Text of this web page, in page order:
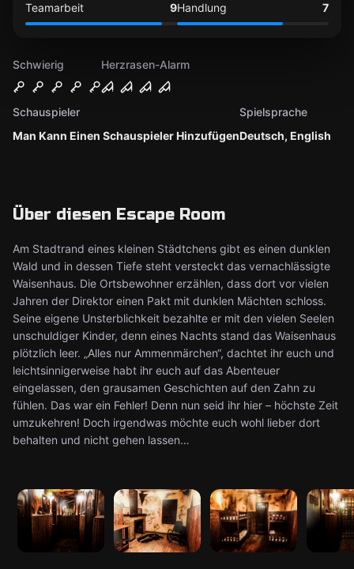
Schwierig Herzrasen-Alarm
Man Kann Einen Schauspieler Hinzufügen
Schauspieler
Deutsch, English
Spielsprache
Über diesen Escape Room
Am Stadtrand eines kleinen Städtchens gibt es einen dunklen
Wald und in dessen Tiefe steht versteckt das vernachlässigte
Waisenhaus. Die Ortsbewohner erzählen, dass dort vor vielen
Jahren der Direktor einen Pakt mit dunklen Mächten schloss.
Seine eigene Unsterblichkeit bezahlte er mit den vielen Seelen
unschuldiger Kinder, denn eines Nachts stand das Waisenhaus
plötzlich leer. „Alles nur Ammenmärchen“, dachtet ihr euch und
leichtsinnigerweise habt ihr euch auf das Abenteuer
eingelassen, den grausamen Geschichten auf den Zahn zu
fühlen. Das war ein Fehler! Denn nun seid ihr hier – höchste Zeit
umzukehren! Doch irgendwas möchte euch wohl lieber dort
behalten und nicht gehen lassen…
Teamarbeit
9Handlung 7